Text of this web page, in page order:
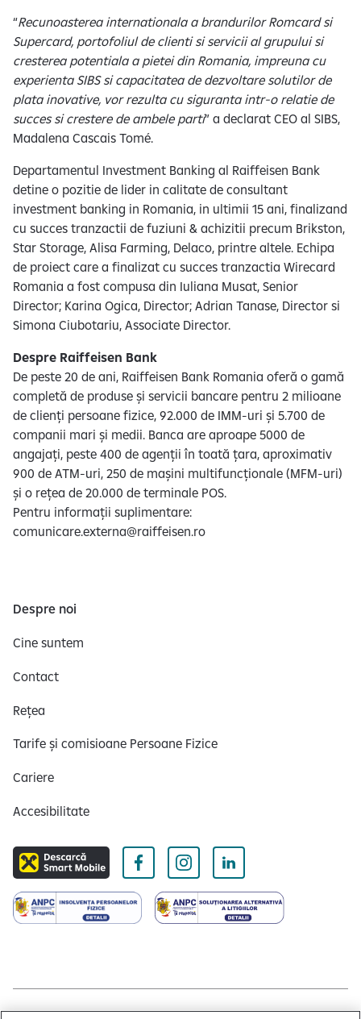
“Recunoasterea internationala a brandurilor Romcard si
Supercard, portofoliul de clienti si servicii al grupului si
cresterea potentiala a pietei din Romania, impreuna cu
experienta SIBS si capacitatea de dezvoltare solutilor de
plata inovative, vor rezulta cu siguranta intr-o relatie de
succes si crestere de ambele parti” a declarat CEO al SIBS,
Madalena Cascais Tomé.
Departamentul Investment Banking al Raiffeisen Bank
detine o pozitie de lider in calitate de consultant
investment banking in Romania, in ultimii 15 ani, finalizand
cu succes tranzactii de fuziuni & achizitii precum Brikston,
Star Storage, Alisa Farming, Delaco, printre altele. Echipa
de proiect care a finalizat cu succes tranzactia Wirecard
Romania a fost compusa din Iuliana Musat, Senior
Director; Karina Ogica, Director; Adrian Tanase, Director si
Simona Ciubotariu, Associate Director.
Despre Raiffeisen Bank
De peste 20 de ani, Raiffeisen Bank Romania oferă o gamă
completă de produse și servicii bancare pentru 2 milioane
de clienți persoane fizice, 92.000 de IMM-uri și 5.700 de
companii mari și medii. Banca are aproape 5000 de
angajați, peste 400 de agenții în toată țara, aproximativ
900 de ATM-uri, 250 de mașini multifuncționale (MFM-uri)
și o rețea de 20.000 de terminale POS.
Pentru informații suplimentare:
comunicare.externa@raiffeisen.ro
Despre noi
Cine suntem
Contact
Rețea
Tarife și comisioane Persoane Fizice
Cariere
Accesibilitate